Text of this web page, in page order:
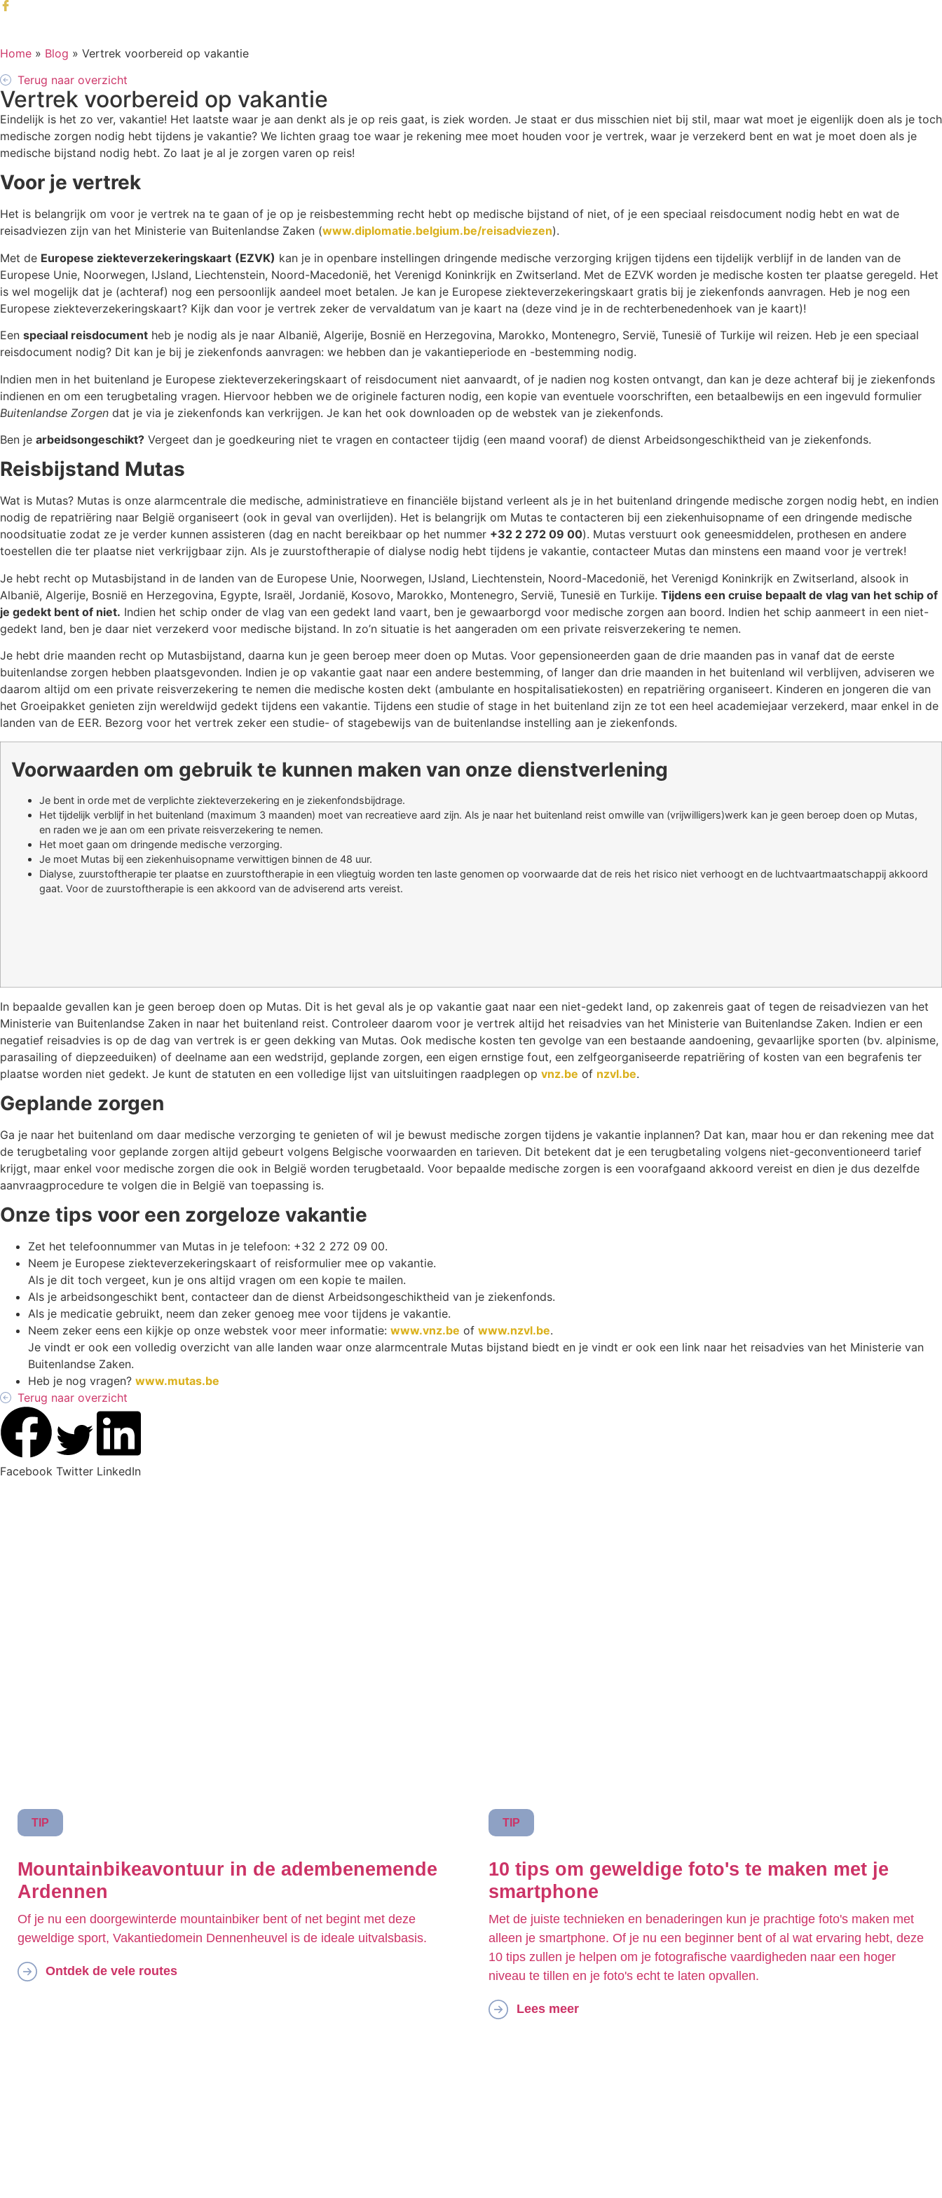
Home » Blog » Vertrek voorbereid op vakantie
Terug naar overzicht
Vertrek voorbereid op vakantie
Eindelijk is het zo ver, vakantie! Het laatste waar je aan denkt als je op reis gaat, is ziek worden. Je staat er dus misschien niet bij stil, maar wat moet je eigenlijk doen als je toch
medische zorgen nodig hebt tijdens je vakantie? We lichten graag toe waar je rekening mee moet houden voor je vertrek, waar je verzekerd bent en wat je moet doen als je
medische bijstand nodig hebt. Zo laat je al je zorgen varen op reis!
Voor je vertrek
Het is belangrijk om voor je vertrek na te gaan of je op je reisbestemming recht hebt op medische bijstand of niet, of je een speciaal reisdocument nodig hebt en wat de
reisadviezen zijn van het Ministerie van Buitenlandse Zaken (www.diplomatie.belgium.be/reisadviezen).
Met de Europese ziekteverzekeringskaart (EZVK) kan je in openbare instellingen dringende medische verzorging krijgen tijdens een tijdelijk verblijf in de landen van de
Europese Unie, Noorwegen, IJsland, Liechtenstein, Noord-Macedonië, het Verenigd Koninkrijk en Zwitserland. Met de EZVK worden je medische kosten ter plaatse geregeld. Het
is wel mogelijk dat je (achteraf) nog een persoonlijk aandeel moet betalen. Je kan je Europese ziekteverzekeringskaart gratis bij je ziekenfonds aanvragen. Heb je nog een
Europese ziekteverzekeringskaart? Kijk dan voor je vertrek zeker de vervaldatum van je kaart na (deze vind je in de rechterbenedenhoek van je kaart)!
Een speciaal reisdocument heb je nodig als je naar Albanië, Algerije, Bosnië en Herzegovina, Marokko, Montenegro, Servië, Tunesië of Turkije wil reizen. Heb je een speciaal
reisdocument nodig? Dit kan je bij je ziekenfonds aanvragen: we hebben dan je vakantieperiode en -bestemming nodig.
Indien men in het buitenland je Europese ziekteverzekeringskaart of reisdocument niet aanvaardt, of je nadien nog kosten ontvangt, dan kan je deze achteraf bij je ziekenfonds
indienen en om een terugbetaling vragen. Hiervoor hebben we de originele facturen nodig, een kopie van eventuele voorschriften, een betaalbewijs en een ingevuld formulier
Buitenlandse Zorgen dat je via je ziekenfonds kan verkrijgen. Je kan het ook downloaden op de webstek van je ziekenfonds.
Ben je arbeidsongeschikt? Vergeet dan je goedkeuring niet te vragen en contacteer tijdig (een maand vooraf) de dienst Arbeidsongeschiktheid van je ziekenfonds.
Reisbijstand Mutas
Wat is Mutas? Mutas is onze alarmcentrale die medische, administratieve en financiële bijstand verleent als je in het buitenland dringende medische zorgen nodig hebt, en indien
nodig de repatriëring naar België organiseert (ook in geval van overlijden). Het is belangrijk om Mutas te contacteren bij een ziekenhuisopname of een dringende medische
noodsituatie zodat ze je verder kunnen assisteren (dag en nacht bereikbaar op het nummer +32 2 272 09 00). Mutas verstuurt ook geneesmiddelen, prothesen en andere
toestellen die ter plaatse niet verkrijgbaar zijn. Als je zuurstoftherapie of dialyse nodig hebt tijdens je vakantie, contacteer Mutas dan minstens een maand voor je vertrek!
Je hebt recht op Mutasbijstand in de landen van de Europese Unie, Noorwegen, IJsland, Liechtenstein, Noord-Macedonië, het Verenigd Koninkrijk en Zwitserland, alsook in
Albanië, Algerije, Bosnië en Herzegovina, Egypte, Israël, Jordanië, Kosovo, Marokko, Montenegro, Servië, Tunesië en Turkije. Tijdens een cruise bepaalt de vlag van het schip of
je gedekt bent of niet. Indien het schip onder de vlag van een gedekt land vaart, ben je gewaarborgd voor medische zorgen aan boord. Indien het schip aanmeert in een niet-
gedekt land, ben je daar niet verzekerd voor medische bijstand. In zo’n situatie is het aangeraden om een private reisverzekering te nemen.
Je hebt drie maanden recht op Mutasbijstand, daarna kun je geen beroep meer doen op Mutas. Voor gepensioneerden gaan de drie maanden pas in vanaf dat de eerste
buitenlandse zorgen hebben plaatsgevonden. Indien je op vakantie gaat naar een andere bestemming, of langer dan drie maanden in het buitenland wil verblijven, adviseren we
daarom altijd om een private reisverzekering te nemen die medische kosten dekt (ambulante en hospitalisatiekosten) en repatriëring organiseert. Kinderen en jongeren die van
het Groeipakket genieten zijn wereldwijd gedekt tijdens een vakantie. Tijdens een studie of stage in het buitenland zijn ze tot een heel academiejaar verzekerd, maar enkel in de
landen van de EER. Bezorg voor het vertrek zeker een studie- of stagebewijs van de buitenlandse instelling aan je ziekenfonds.
Voorwaarden om gebruik te kunnen maken van onze dienstverlening
Je bent in orde met de verplichte ziekteverzekering en je ziekenfondsbijdrage.
Het tijdelijk verblijf in het buitenland (maximum 3 maanden) moet van recreatieve aard zijn. Als je naar het buitenland reist omwille van (vrijwilligers)werk kan je geen beroep doen op Mutas,
en raden we je aan om een private reisverzekering te nemen.
Het moet gaan om dringende medische verzorging.
Je moet Mutas bij een ziekenhuisopname verwittigen binnen de 48 uur.
Dialyse, zuurstoftherapie ter plaatse en zuurstoftherapie in een vliegtuig worden ten laste genomen op voorwaarde dat de reis het risico niet verhoogt en de luchtvaartmaatschappij akkoord
gaat. Voor de zuurstoftherapie is een akkoord van de adviserend arts vereist.
In bepaalde gevallen kan je geen beroep doen op Mutas. Dit is het geval als je op vakantie gaat naar een niet-gedekt land, op zakenreis gaat of tegen de reisadviezen van het
Ministerie van Buitenlandse Zaken in naar het buitenland reist. Controleer daarom voor je vertrek altijd het reisadvies van het Ministerie van Buitenlandse Zaken. Indien er een
negatief reisadvies is op de dag van vertrek is er geen dekking van Mutas. Ook medische kosten ten gevolge van een bestaande aandoening, gevaarlijke sporten (bv. alpinisme,
parasailing of diepzeeduiken) of deelname aan een wedstrijd, geplande zorgen, een eigen ernstige fout, een zelfgeorganiseerde repatriëring of kosten van een begrafenis ter
plaatse worden niet gedekt. Je kunt de statuten en een volledige lijst van uitsluitingen raadplegen op vnz.be of nzvl.be.
Geplande zorgen
Ga je naar het buitenland om daar medische verzorging te genieten of wil je bewust medische zorgen tijdens je vakantie inplannen? Dat kan, maar hou er dan rekening mee dat
de terugbetaling voor geplande zorgen altijd gebeurt volgens Belgische voorwaarden en tarieven. Dit betekent dat je een terugbetaling volgens niet-geconventioneerd tarief
krijgt, maar enkel voor medische zorgen die ook in België worden terugbetaald. Voor bepaalde medische zorgen is een voorafgaand akkoord vereist en dien je dus dezelfde
aanvraagprocedure te volgen die in België van toepassing is.
Onze tips voor een zorgeloze vakantie
Zet het telefoonnummer van Mutas in je telefoon: +32 2 272 09 00.
Neem je Europese ziekteverzekeringskaart of reisformulier mee op vakantie.
Als je dit toch vergeet, kun je ons altijd vragen om een kopie te mailen.
Als je arbeidsongeschikt bent, contacteer dan de dienst Arbeidsongeschiktheid van je ziekenfonds.
Als je medicatie gebruikt, neem dan zeker genoeg mee voor tijdens je vakantie.
Neem zeker eens een kijkje op onze webstek voor meer informatie: www.vnz.be of www.nzvl.be.
Je vindt er ook een volledig overzicht van alle landen waar onze alarmcentrale Mutas bijstand biedt en je vindt er ook een link naar het reisadvies van het Ministerie van
Buitenlandse Zaken.
Heb je nog vragen? www.mutas.be
Terug naar overzicht
Facebook Twitter LinkedIn
TIP
Mountainbikeavontuur in de adembenemende
Ardennen
Of je nu een doorgewinterde mountainbiker bent of net begint met deze
geweldige sport, Vakantiedomein Dennenheuvel is de ideale uitvalsbasis.
Ontdek de vele routes
TIP
10 tips om geweldige foto's te maken met je
smartphone
Met de juiste technieken en benaderingen kun je prachtige foto's maken met
alleen je smartphone. Of je nu een beginner bent of al wat ervaring hebt, deze
10 tips zullen je helpen om je fotografische vaardigheden naar een hoger
niveau te tillen en je foto's echt te laten opvallen.
Lees meer